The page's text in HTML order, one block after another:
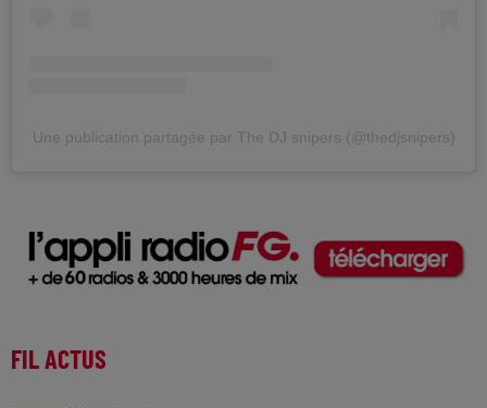
Une publication partagée par The DJ snipers (@thedjsnipers)
FIL ACTUS